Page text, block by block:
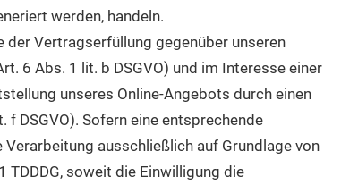
werden, handeln.
Vertragserfüllung gegenüber unseren
6 Abs. 1 lit. b DSGVO) und im Interesse einer
unseres Online-Angebots durch einen
DSGVO). Sofern eine entsprechende
ausschließlich auf Grundlage von
TDDDG, soweit die Einwilligung die